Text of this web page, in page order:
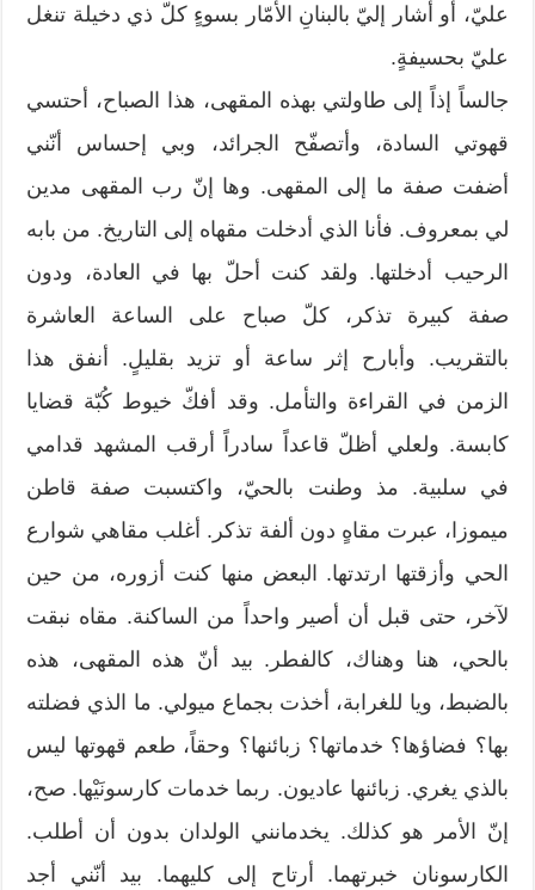
عليّ، أو أشار إليّ بالبنانِ الأمّار بسوءٍ كلّ ذي دخيلة تنغل
عليّ بحسيفةٍ.
جالساً إذاً إلى طاولتي بهذه المقهى، هذا الصباح، أحتسي
قهوتي السادة، وأتصفّح الجرائد، وبي إحساس أنّني
أضفت صفة ما إلى المقهى. وها إنّ رب المقهى مدين
لي بمعروف. فأنا الذي أدخلت مقهاه إلى التاريخ. من بابه
الرحيب أدخلتها. ولقد كنت أحلّ بها في العادة، ودون
صفة كبيرة تذكر، كلّ صباح على الساعة العاشرة
بالتقريب. وأبارح إثر ساعة أو تزيد بقليلٍ. أنفق هذا
الزمن في القراءة والتأمل. وقد أفكّ خيوط كُبّة قضايا
كابسة. ولعلي أظلّ قاعداً سادراً أرقب المشهد قدامي
في سلبية. مذ وطنت بالحيّ، واكتسبت صفة قاطن
ميموزا، عبرت مقاهٍ دون ألفة تذكر. أغلب مقاهي شوارع
الحي وأزقتها ارتدتها. البعض منها كنت أزوره، من حين
لآخر، حتى قبل أن أصير واحداً من الساكنة. مقاه نبقت
بالحي، هنا وهناك، كالفطر. بيد أنّ هذه المقهى، هذه
بالضبط، ويا للغرابة، أخذت بجماع ميولي. ما الذي فضلته
بها؟ فضاؤها؟ خدماتها؟ زبائنها؟ وحقاً، طعم قهوتها ليس
بالذي يغري. زبائنها عاديون. ربما خدمات كارسونَيْها. صح،
إنّ الأمر هو كذلك. يخدمانني الولدان بدون أن أطلب.
الكارسونان خبرتهما. أرتاح إلى كليهما. بيد أنّني أجد